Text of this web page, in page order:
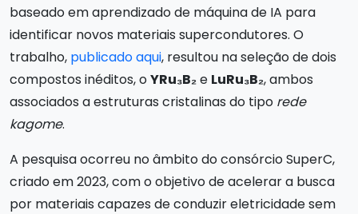
baseado em aprendizado de máquina de IA para
identificar novos materiais supercondutores. O
trabalho, publicado aqui, resultou na seleção de dois
compostos inéditos, oYRu₃B₂e LuRu₃B₂, ambos
associados a estruturas cristalinas do tipo rede
kagome.
A pesquisa ocorreu no âmbito do consórcio SuperC,
criado em 2023, com o objetivo de acelerar a busca
por materiais capazes de conduzir eletricidade sem